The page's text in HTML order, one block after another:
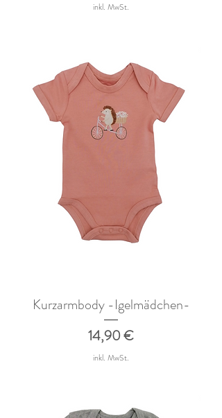
inkl. MwSt.
Kurzarmbody -Igelmädchen-
Preis
14,90 €
inkl. MwSt.